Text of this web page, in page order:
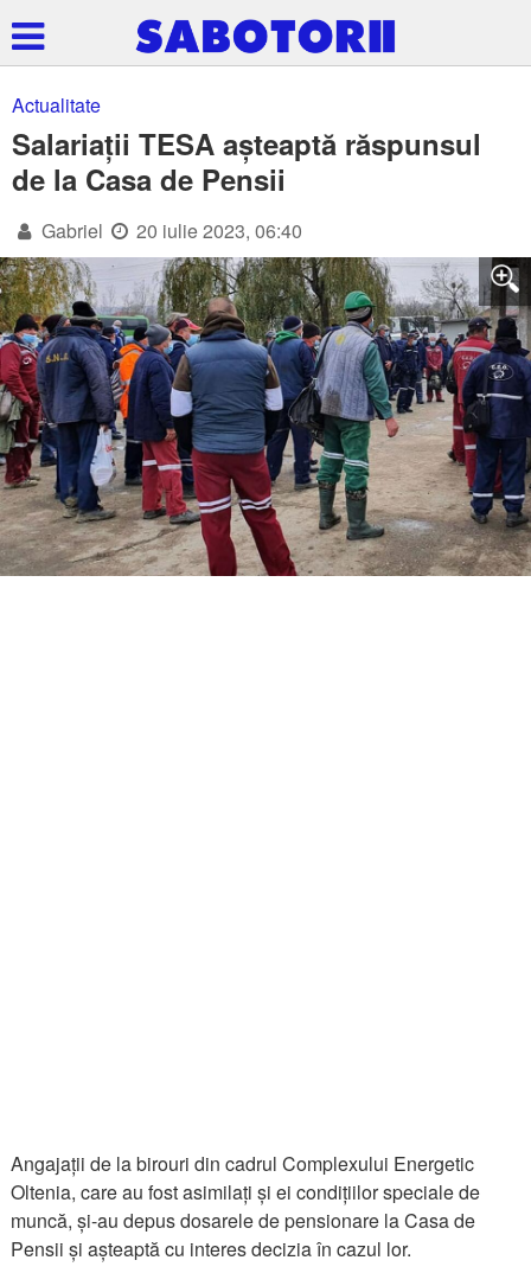
Actualitate
Salariații TESA așteaptă răspunsul
de la Casa de Pensii
Gabriel 20 iulie 2023, 06:40
Angajații de la birouri din cadrul Complexului Energetic
Oltenia, care au fost asimilați și ei condițiilor speciale de
muncă, și-au depus dosarele de pensionare la Casa de
Pensii și așteaptă cu interes decizia în cazul lor.